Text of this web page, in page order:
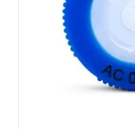
COMPRAR